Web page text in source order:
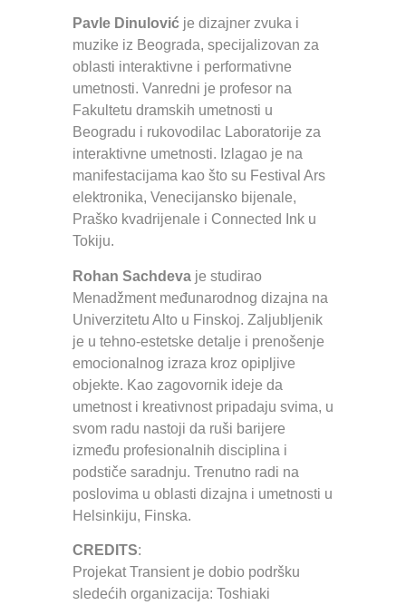
Pavle Dinulović je dizajner zvuka i
muzike iz Beograda, specijalizovan za
oblasti interaktivne i performativne
umetnosti. Vanredni je profesor na
Fakultetu dramskih umetnosti u
Beogradu i rukovodilac Laboratorije za
interaktivne umetnosti. Izlagao je na
manifestacijama kao što su Festival Ars
elektronika, Venecijansko bijenale,
Praško kvadrijenale i Connected Ink u
Tokiju.
Rohan Sachdeva je studirao
Menadžment međunarodnog dizajna na
Univerzitetu Alto u Finskoj. Zaljubljenik
je u tehno-estetske detalje i prenošenje
emocionalnog izraza kroz opipljive
objekte. Kao zagovornik ideje da
umetnost i kreativnost pripadaju svima, u
svom radu nastoji da ruši barijere
između profesionalnih disciplina i
podstiče saradnju. Trenutno radi na
poslovima u oblasti dizajna i umetnosti u
Helsinkiju, Finska.
CREDITS:
Projekat Transient je dobio podršku
sledećih organizacija: Toshiaki